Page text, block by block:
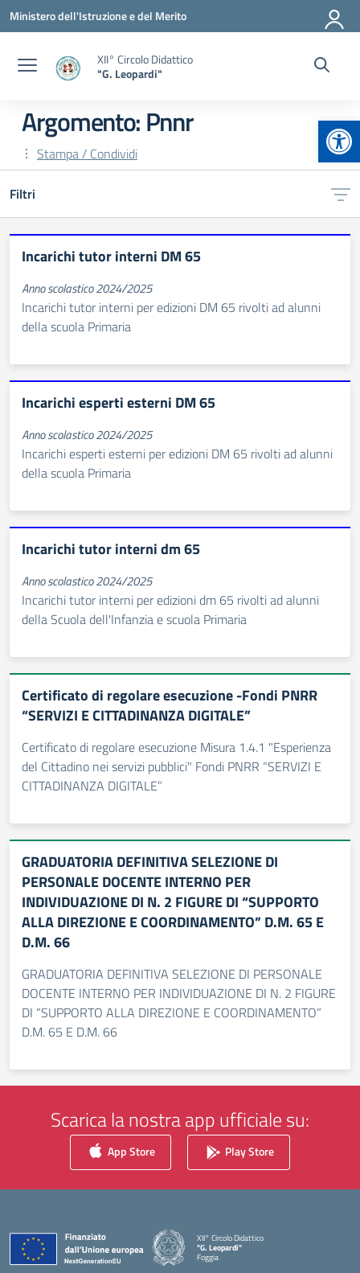
Vai ai contenuti
Vai al menu di navigazione
Vai al footer
Ministero dell'Istruzione e del Merito
XII° Circolo Didattico
"G. Leopardi"
Argomento: Pnnr
Stampa / Condividi
Filtri
Incarichi tutor interni DM 65
Anno scolastico 2024/2025
Incarichi tutor interni per edizioni DM 65 rivolti ad alunni
della scuola Primaria
Incarichi esperti esterni DM 65
Anno scolastico 2024/2025
Incarichi esperti esterni per edizioni DM 65 rivolti ad alunni
della scuola Primaria
Incarichi tutor interni dm 65
Anno scolastico 2024/2025
Incarichi tutor interni per edizioni dm 65 rivolti ad alunni
della Scuola dell'Infanzia e scuola Primaria
Certificato di regolare esecuzione -Fondi PNRR
“SERVIZI E CITTADINANZA DIGITALE”
Certificato di regolare esecuzione Misura 1.4.1 "Esperienza
del Cittadino nei servizi pubblici" Fondi PNRR “SERVIZI E
CITTADINANZA DIGITALE”
GRADUATORIA DEFINITIVA SELEZIONE DI
PERSONALE DOCENTE INTERNO PER
INDIVIDUAZIONE DI N. 2 FIGURE DI “SUPPORTO
ALLA DIREZIONE E COORDINAMENTO” D.M. 65 E
D.M. 66
GRADUATORIA DEFINITIVA SELEZIONE DI PERSONALE
DOCENTE INTERNO PER INDIVIDUAZIONE DI N. 2 FIGURE
DI “SUPPORTO ALLA DIREZIONE E COORDINAMENTO”
D.M. 65 E D.M. 66
Scarica la nostra app ufficiale su:
App Store Play Store
XII° Circolo Didattico
"G. Leopardi"
Foggia
— Visita la pagina iniziale della scuola